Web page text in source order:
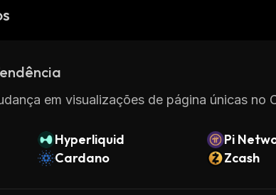
em visualizações de página únicas no
Hyperliquid Pi
Cardano Zcash